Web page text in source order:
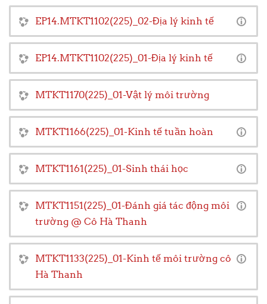
EP14.MTKT1102(225)_02-Địa lý kinh tế
EP14.MTKT1102(225)_01-Địa lý kinh tế
MTKT1170(225)_01-Vật lý môi trường
MTKT1166(225)_01-Kinh tế tuần hoàn
MTKT1161(225)_01-Sinh thái học
MTKT1151(225)_01-Đánh giá tác động môi
trường @ Cô Hà Thanh
MTKT1133(225)_01-Kinh tế môi trường cô
Hà Thanh